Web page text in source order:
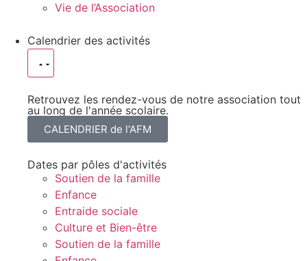
Vie de l’Association
Calendrier des activités
Retrouvez les rendez-vous de notre association tout
au long de l'année scolaire.
CALENDRIER de l'AFM
Dates par pôles d'activités
Soutien de la famille
Enfance
Entraide sociale
Culture et Bien-être
Soutien de la famille